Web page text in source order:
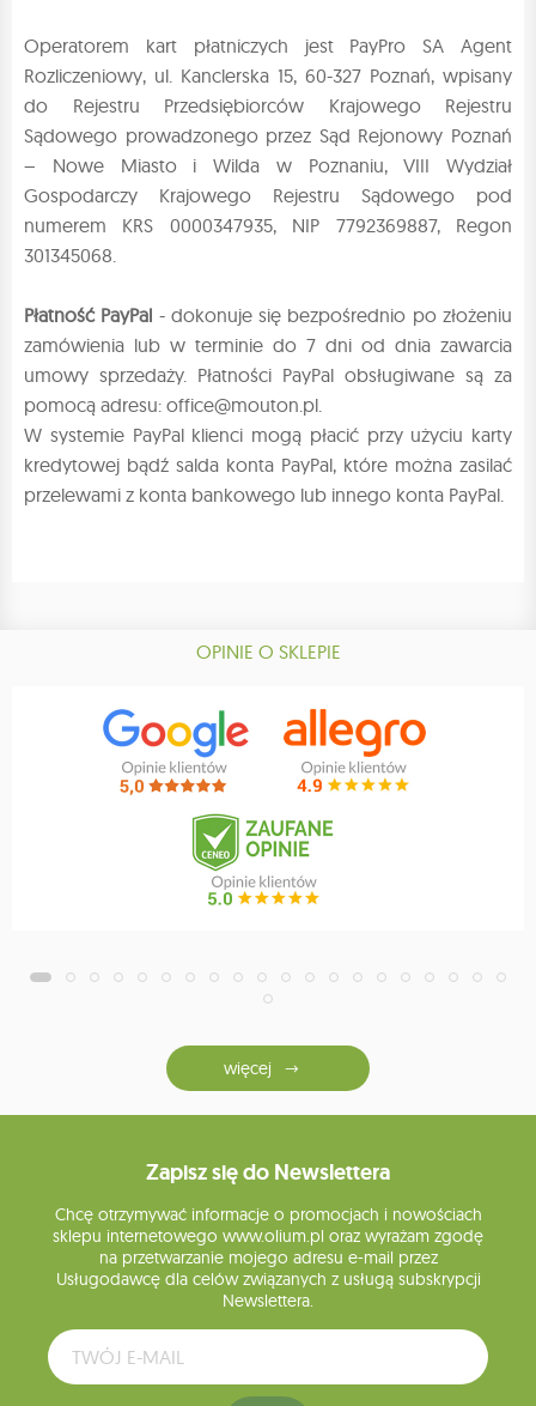
Operatorem kart płatniczych jest PayPro SA Agent
Rozliczeniowy, ul. Kanclerska 15, 60-327 Poznań, wpisany
do Rejestru Przedsiębiorców Krajowego Rejestru
Sądowego prowadzonego przez Sąd Rejonowy Poznań
– Nowe Miasto i Wilda w Poznaniu, VIII Wydział
Gospodarczy Krajowego Rejestru Sądowego pod
numerem KRS 0000347935, NIP 7792369887, Regon
301345068.
Płatność PayPal - dokonuje się bezpośrednio po złożeniu
zamówienia lub w terminie do 7 dni od dnia zawarcia
umowy sprzedaży. Płatności PayPal obsługiwane są za
pomocą adresu: office@mouton.pl.
W systemie PayPal klienci mogą płacić przy użyciu karty
kredytowej bądź salda konta PayPal, które można zasilać
przelewami z konta bankowego lub innego konta PayPal.
OPINIE O SKLEPIE
więcej
Zapisz się do Newslettera
Chcę otrzymywać informacje o promocjach i nowościach
sklepu internetowego www.olium.pl oraz wyrażam zgodę
na przetwarzanie mojego adresu e-mail przez
Usługodawcę dla celów związanych z usługą subskrypcji
Newslettera.